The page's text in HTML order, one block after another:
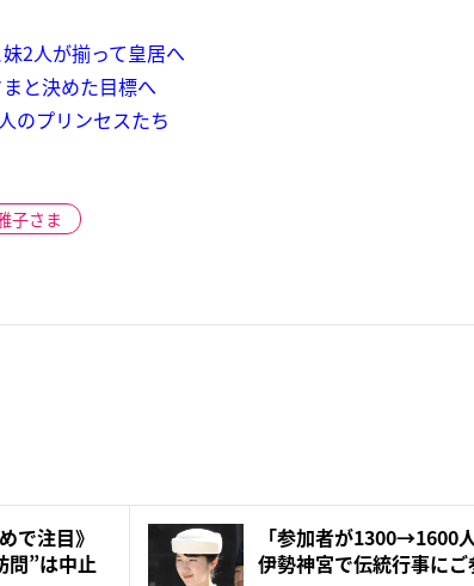
2人が揃って皇居へ
と決めた目標へ
のプリンセスたち
子さま
で注目》
”は中止
「参加者が1300→1600
伊勢神宮で伝統行事に